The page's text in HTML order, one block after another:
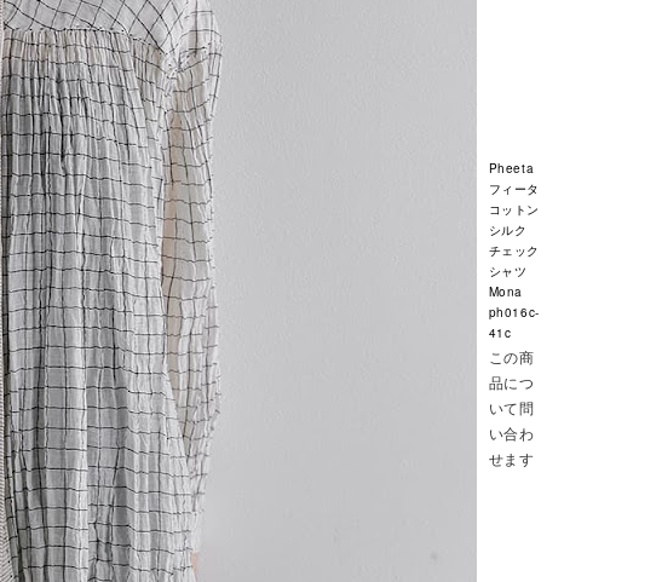
Pheeta
フィータ
コットン
シルク
チェック
シャツ
Mona
ph016c-
41c
この商
品につ
いて問
い合わ
せます